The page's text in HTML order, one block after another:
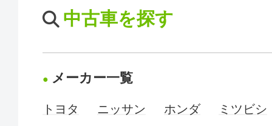
中古車を探す
メーカー一覧
トヨタ ニッサン ホンダ
ミツビシ